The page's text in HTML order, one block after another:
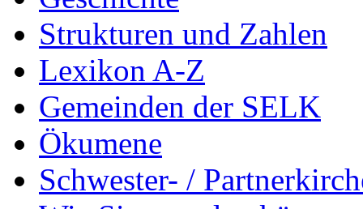
Strukturen und Zahlen
Lexikon A-Z
Gemeinden der SELK
Ökumene
Schwester- /